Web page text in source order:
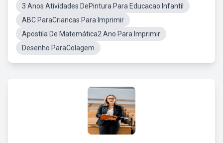
3 Anos Atividades DePintura Para Educacao Infantil
ABC ParaCriancas Para Imprimir
Apostila De Matemática2 Ano Para Imprimir
Desenho ParaColagem